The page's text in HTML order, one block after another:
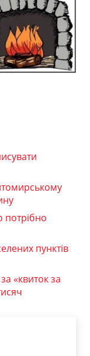
пунктів
«квиток за